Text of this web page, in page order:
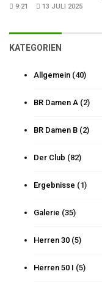
9:21 13 JULI 2025
KATEGORIEN
Allgemein (40)
BR Damen A (2)
BR Damen B (2)
Der Club (82)
Ergebnisse (1)
Galerie (35)
Herren 30 (5)
Herren 50 I (5)